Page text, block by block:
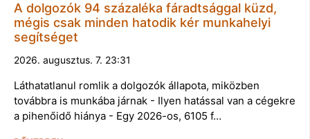
A dolgozók 94 százaléka fáradtsággal küzd,
mégis csak minden hatodik kér munkahelyi
segítséget
2026. augusztus. 7. 23:31
Láthatatlanul romlik a dolgozók állapota, miközben
továbbra is munkába járnak - Ilyen hatással van a cégekre
a pihenőidő hiánya - Egy 2026-os, 6105 f…